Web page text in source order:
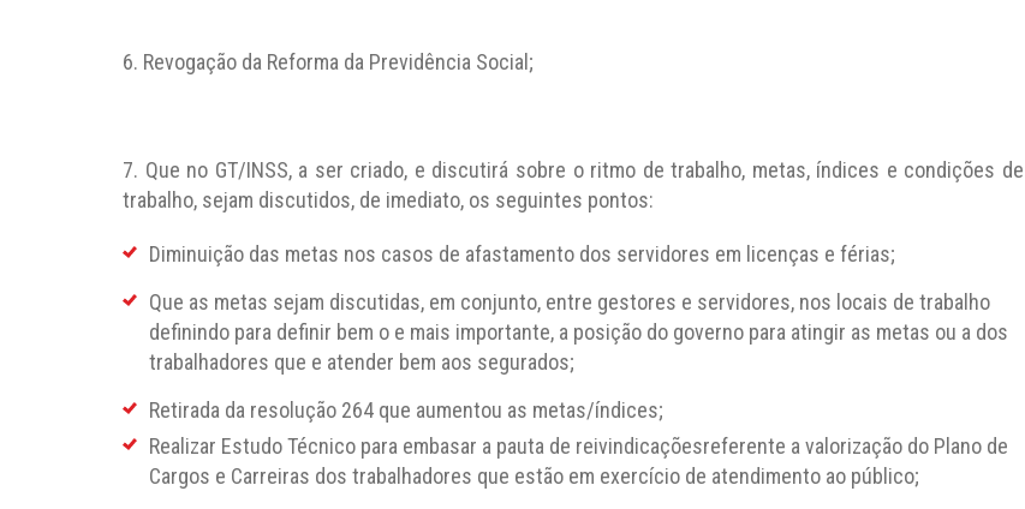
6. Revogação da Reforma da Previdência Social;
7. Que no GT/INSS, a ser criado, e discutirá sobre o ritmo de trabalho, metas, índices e condições de
trabalho, sejam discutidos, de imediato, os seguintes pontos:
Diminuição das metas nos casos de afastamento dos servidores em licenças e férias;
Que as metas sejam discutidas, em conjunto, entre gestores e servidores, nos locais de trabalho
definindo para definir bem o e mais importante, a posição do governo para atingir as metas ou a dos
trabalhadores que e atender bem aos segurados;
Retirada da resolução 264 que aumentou as metas/índices;
Realizar Estudo Técnico para embasar a pauta de reivindicaçõesreferente a valorização do Plano de
Cargos e Carreiras dos trabalhadores que estão em exercício de atendimento ao público;